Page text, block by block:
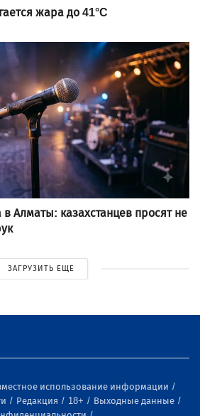
жара до 41°C
в Алматы: казахстанцев просят не
ЗАГРУЗИТЬ ЕЩЕ
использование информации
Редакция 18+
Выходные данные